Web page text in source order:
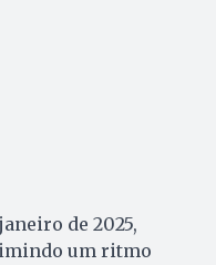
de 2025,
um ritmo